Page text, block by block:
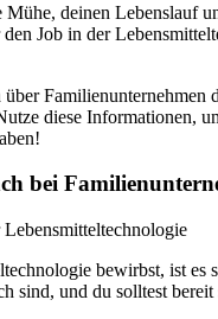
deinen Lebenslauf
Job in der
Familienunternehmen
diese Informationen,
bei
bewirbst, ist
sind, und du solltest